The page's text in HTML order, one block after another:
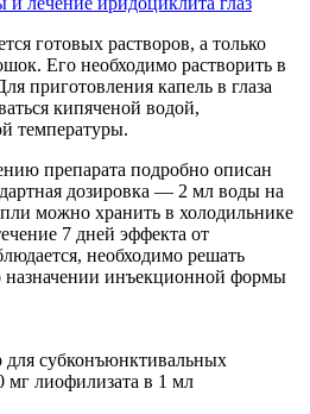
готовых растворов, а только
Его необходимо растворить в
приготовления капель в глаза
кипяченой водой,
температуры.
препарата подробно описан
дозировка — 2 мл воды на
можно хранить в холодильнике
7 дней эффекта от
необходимо решать
назначении инъекционной формы
для субконъюнктивальных
мг лиофилизата в 1 мл